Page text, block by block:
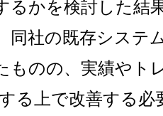
るかを検討した結
同社の既存システ
ものの、実績やト
る上で改善する